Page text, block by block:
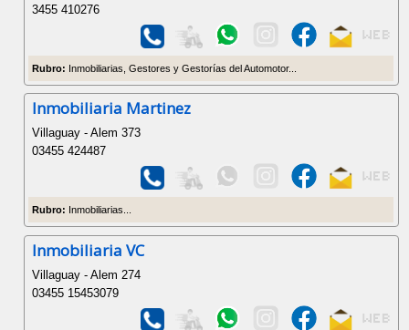
3455 410276
Rubro: Inmobiliarias, Gestores y Gestorías del Automotor...
Inmobiliaria Martinez
Villaguay - Alem 373
03455 424487
Rubro: Inmobiliarias...
Inmobiliaria VC
Villaguay - Alem 274
03455 15453079